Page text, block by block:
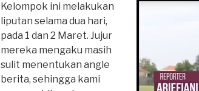
Kelompok ini melakukan
liputan selama dua hari,
pada 1 dan 2 Maret. Jujur
mereka mengaku masih
sulit menentukan angle
berita, sehingga kami